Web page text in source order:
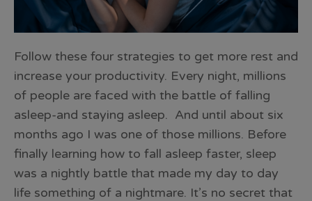
Follow these four strategies to get more rest and
increase your productivity. Every night, millions
of people are faced with the battle of falling
asleep-and staying asleep. And until about six
months ago I was one of those millions. Before
finally learning how to fall asleep faster, sleep
was a nightly battle that made my day to day
life something of a nightmare. It’s no secret that